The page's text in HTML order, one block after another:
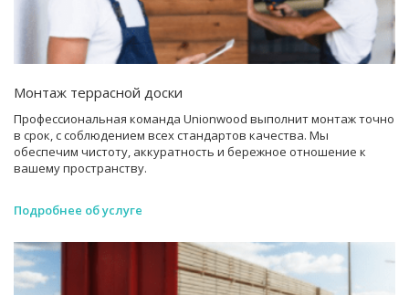
Монтаж террасной доски
Профессиональная команда Unionwood выполнит монтаж точно
в срок, с соблюдением всех стандартов качества. Мы
обеспечим чистоту, аккуратность и бережное отношение к
вашему пространству.
Подробнее об услуге